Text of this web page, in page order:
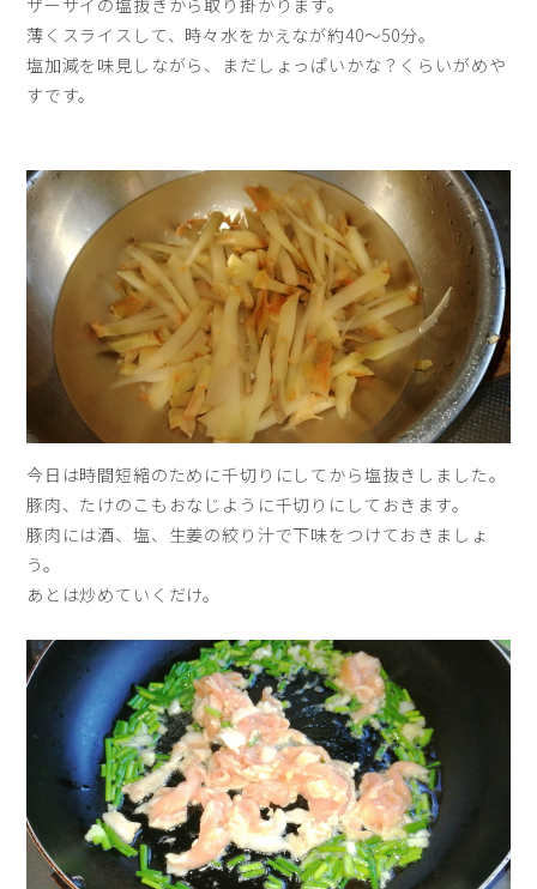
ザーサイの塩抜きから取り掛かります。
薄くスライスして、時々水をかえなが約40〜50分。
塩加減を味見しながら、まだしょっぱいかな？くらいがめや
すです。
今日は時間短縮のために千切りにしてから塩抜きしました。
豚肉、たけのこもおなじように千切りにしておきます。
豚肉には酒、塩、生姜の絞り汁で下味をつけておきましょ
う。
あとは炒めていくだけ。